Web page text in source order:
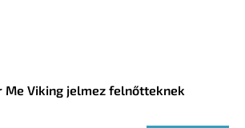
Me Viking jelmez felnőtteknek